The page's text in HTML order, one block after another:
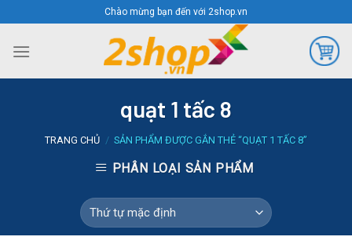
to
content
Chào mừng bạn đến với 2shop.vn
quạt 1 tấc 8
TRANG CHỦ / SẢN PHẨM ĐƯỢC GẮN THẺ “QUẠT 1 TẤC 8”
PHÂN LOẠI SẢN PHẨM